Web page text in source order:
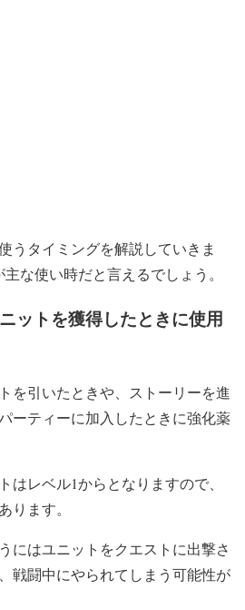
うタイミングを解説していきま
な使い時だと言えるでしょう。
ットを獲得したときに使用
を引いたときや、ストーリーを進
ーティーに加入したときに強化薬
はレベル1からとなりますので、
ります。
にはユニットをクエストに出撃さ
戦闘中にやられてしまう可能性が